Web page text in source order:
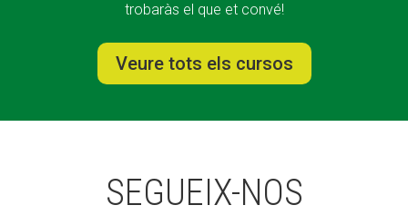
trobaràs el que et convé!
Veure tots els cursos
SEGUEIX-NOS